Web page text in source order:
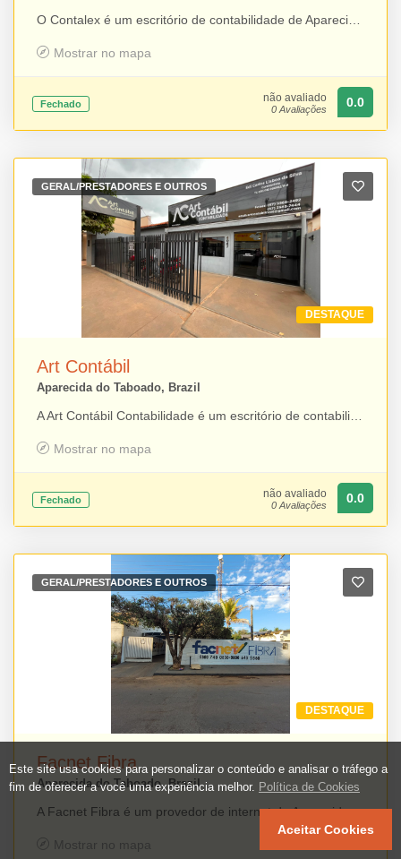
O Contalex é um escritório de contabilidade de Aparecida do Taboado com mais de 40 anos de atuação, oferecendo soluções completas para empresas e empreendedores. Especializada em abertura e regularização de empresas, consultoria empresarial, assessoria contábil, fiscal e tributária, além de serviços de departamento pessoal, o Contalex alia experiência, conhecimento técnico e atendimento personalizado para auxiliar seus clientes na gestão e no crescimento de seus negócios.
Mostrar no mapa
Fechado não avaliado
0 Avaliações 0.0
DESTAQUE
GERAL/PRESTADORES E OUTROS
Art Contábil
Aparecida do Taboado, Brazil
A Art Contábil Contabilidade é um escritório de contabilidade em Aparecida do Taboado que oferece soluções contábeis para empresas, empreendedores e profissionais de diversos segmentos. Atua com serviços de assessoria contábil, fiscal, tributária e trabalhista, além de abertura, regularização e gestão de empresas. Com atendimento personalizado e foco na segurança das informações, a Art Contábil busca auxiliar seus clientes na organização financeira e no cumprimento das obrigações legais, contribuindo para o crescimento sustentável dos negócios.
Mostrar no mapa
Fechado não avaliado
0 Avaliações 0.0
DESTAQUE
GERAL/PRESTADORES E OUTROS
Facnet Fibra
Aparecida do Taboado, Brazil
A Facnet Fibra é um provedor de internet de Aparecida do Taboado (MS) que oferece conexão por fibra óptica para residências e empresas, unindo alta velocidade, estabilidade e desempenho. Com infraestrutura moderna e atendimento de qualidade, a empresa disponibiliza soluções para quem busca uma internet rápida e confiável para trabalho, estudos, entretenimento e comunicação, sempre com foco na eficiência e na satisfação de seus clientes.
Mostrar no mapa
Este site usa cookies para personalizar o conteúdo e analisar o tráfego a
fim de oferecer a você uma experiência melhor. Política de Cookies
Aceitar Cookies